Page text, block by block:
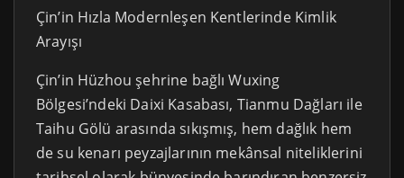
Çin’in Hızla Modernleşen Kentlerinde Kimlik
Arayışı
Çin’in Hüzhou şehrine bağlı Wuxing
Bölgesi’ndeki Daixi Kasabası, Tianmu Dağları ile
Taihu Gölü arasında sıkışmış, hem dağlık hem
de su kenarı peyzajlarının mekânsal niteliklerini